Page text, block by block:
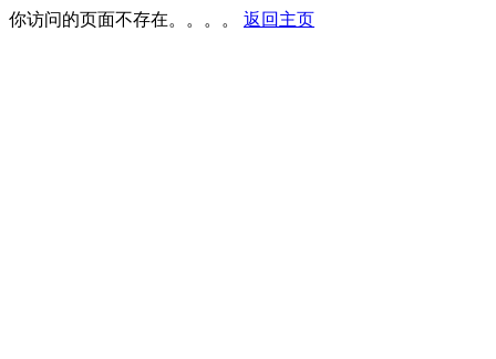
你访问的页面不存在。。。。 返回主页